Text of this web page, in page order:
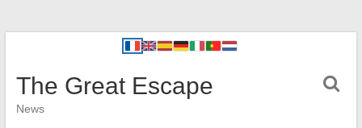
The Great Escape
News